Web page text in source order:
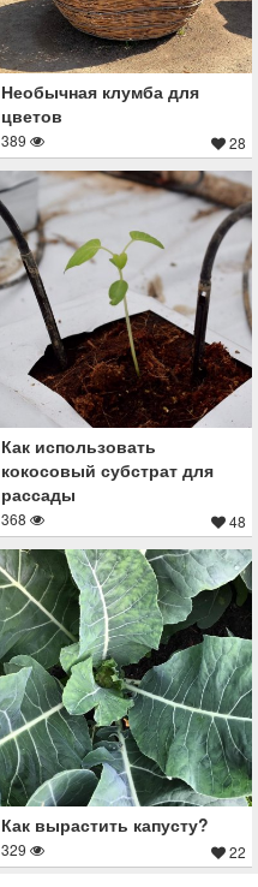
Необычная клумба для
цветов
389 28
Как использовать
кокосовый субстрат для
рассады
368 48
Как вырастить капусту?
329 22